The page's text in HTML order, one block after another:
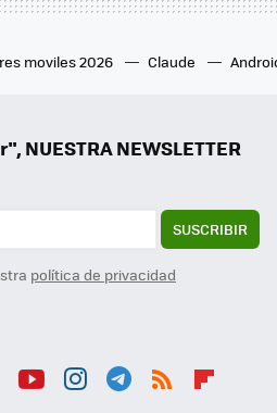
moviles 2026 Claude
NUESTRA NEWSLETTER
SUSCRIBIR
política de privacidad